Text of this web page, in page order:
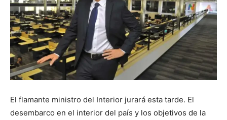
El flamante ministro del Interior jurará esta tarde. El
desembarco en el interior del país y los objetivos de la